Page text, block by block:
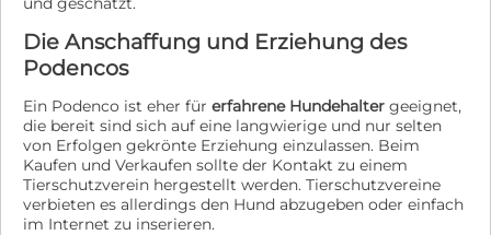
Die Anschaffung und Erziehung des
Podencos
Ein Podenco ist eher für erfahrene Hundehalter geeignet,
die bereit sind sich auf eine langwierige und nur selten
von Erfolgen gekrönte Erziehung einzulassen. Beim
Kaufen und Verkaufen sollte der Kontakt zu einem
Tierschutzverein hergestellt werden. Tierschutzvereine
verbieten es allerdings den Hund abzugeben oder einfach
im Internet zu inserieren.